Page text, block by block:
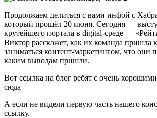
Продолжаем делиться с вами инфой с
который прошёл 20 июня. Сегодня —
крутейшего портала в digital-среде —
Виктор расскажет, как их команда пришла
заниматься контент-маркетингом, что они
каким выводам пришли.
Вот ссылка на блог ребят с очень
сюда
А если не видели первую часть нашего
ссылку.